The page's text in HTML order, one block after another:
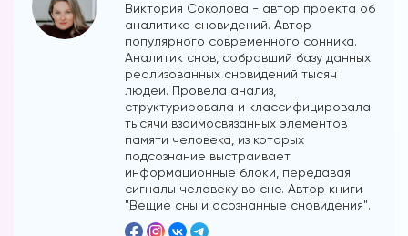
Виктория Соколова - автор проекта об
аналитике сновидений. Автор
популярного современного сонника.
Аналитик снов, собравший базу данных
реализованных сновидений тысяч
людей. Провела анализ,
структурировала и классифицировала
тысячи взаимосвязанных элементов
памяти человека, из которых
подсознание выстраивает
информационные блоки, передавая
сигналы человеку во сне. Автор книги
"Вещие сны и осознанные сновидения".